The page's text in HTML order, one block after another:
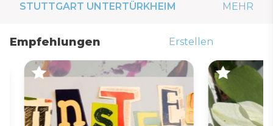
STUTTGART UNTERTÜRKHEIM MEHR
Empfehlungen Erstellen